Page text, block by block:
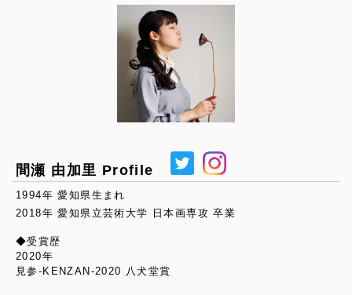
間瀬 由加里 Profile
1994年 愛知県生まれ
2018年 愛知県立芸術大学 日本画専攻 卒業
◆受賞歴
2020年
見参-KENZAN-2020 八犬堂賞